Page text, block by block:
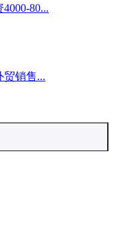
80...
贸销售...